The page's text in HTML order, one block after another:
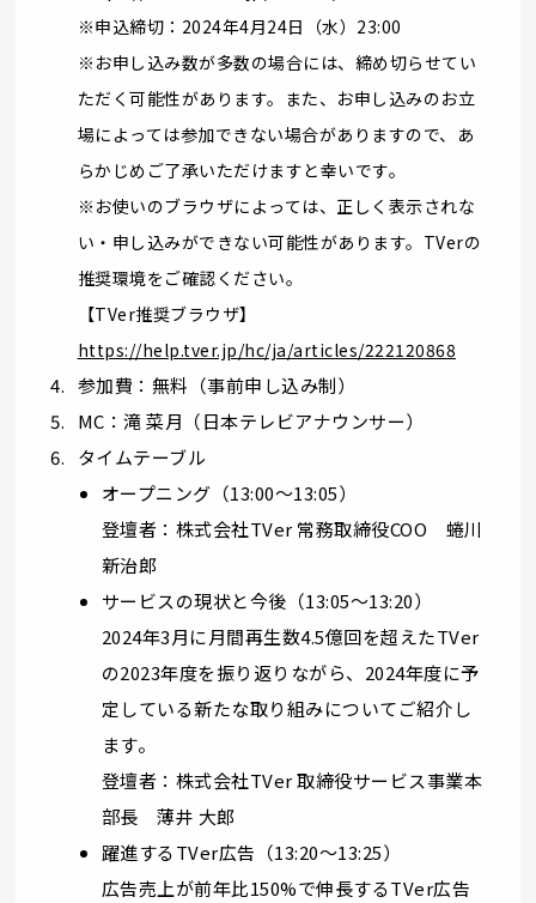
※申込締切：2024年4月24日（水）23:00
※お申し込み数が多数の場合には、締め切らせてい
ただく可能性があります。また、お申し込みのお立
場によっては参加できない場合がありますので、あ
らかじめご了承いただけますと幸いです。
※お使いのブラウザによっては、正しく表示されな
い・申し込みができない可能性があります。TVerの
推奨環境をご確認ください。
【TVer推奨ブラウザ】
https://help.tver.jp/hc/ja/articles/222120868
参加費：無料（事前申し込み制）
MC：滝 菜月（日本テレビアナウンサー）
タイムテーブル
オープニング（13:00～13:05）
登壇者：株式会社TVer 常務取締役COO 蜷川
新治郎
サービスの現状と今後（13:05～13:20）
2024年3月に月間再生数4.5億回を超えたTVer
の2023年度を振り返りながら、2024年度に予
定している新たな取り組みについてご紹介し
ます。
登壇者：株式会社TVer 取締役サービス事業本
部長 薄井 大郎
躍進するTVer広告（13:20～13:25）
広告売上が前年比150%で伸長するTVer広告